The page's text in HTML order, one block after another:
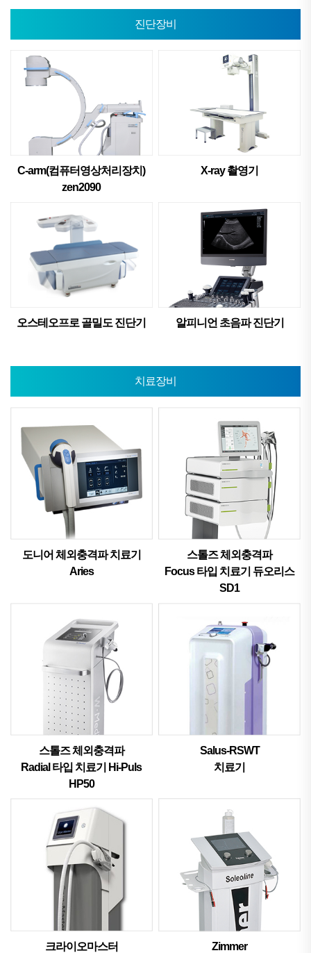
진단장비
C-arm(컴퓨터영상처리장치)
zen2090
X-ray 촬영기
오스테오프로 골밀도 진단기 알피니언 초음파 진단기
치료장비
도니어 체외충격파 치료기
Aries
스톨즈 체외충격파
Focus 타입 치료기 듀오리스
SD1
스톨즈 체외충격파
Radial 타입 치료기 Hi-Puls
HP50
Salus-RSWT
치료기
크라이오마스터
Zimmer